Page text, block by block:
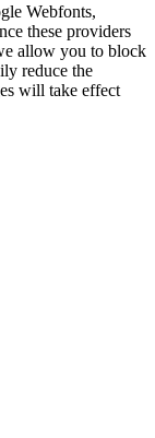
Webfonts,
these providers
allow you to block
reduce the
will take effect